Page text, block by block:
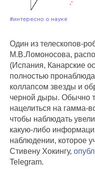
#Интересно о науке
Один из телескопов-
М.В.Ломоносова,
(Испания, Канарские
полностью
коллапсом звезды и
черной дыры. Обычно
нацелиться на гамма-
чтобы наблюдать
какую-либо
наблюдении, которое
Стивену Хокингу,
Telegram.